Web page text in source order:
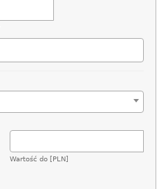
Wartość do [PLN]